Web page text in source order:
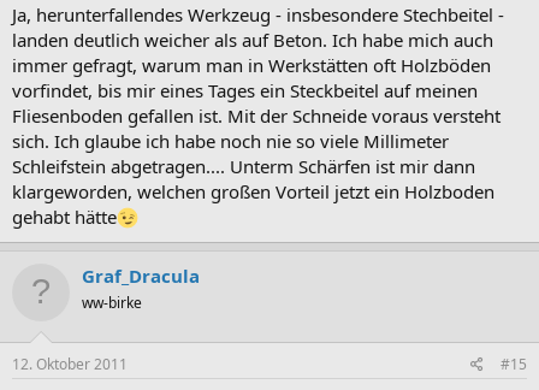
Ja, herunterfallendes Werkzeug - insbesondere Stechbeitel -
landen deutlich weicher als auf Beton. Ich habe mich auch
immer gefragt, warum man in Werkstätten oft Holzböden
vorfindet, bis mir eines Tages ein Steckbeitel auf meinen
Fliesenboden gefallen ist. Mit der Schneide voraus versteht
sich. Ich glaube ich habe noch nie so viele Millimeter
Schleifstein abgetragen.... Unterm Schärfen ist mir dann
klargeworden, welchen großen Vorteil jetzt ein Holzboden
gehabt hätte
Graf_Dracula
ww-birke
12. Oktober 2011 #15